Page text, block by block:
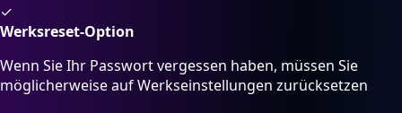
✓
Werksreset-Option
Wenn Sie Ihr Passwort vergessen haben, müssen Sie
möglicherweise auf Werkseinstellungen zurücksetzen